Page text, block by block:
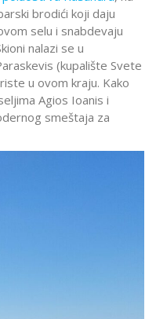
brodići koji daju
selu i snabdevaju
nalazi se u
(kupalište Svete
u ovom kraju. Kako
Agios Ioanis i
smeštaja za